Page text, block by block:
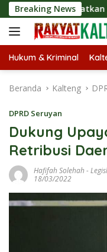
Langsung
ke
konten
Breaking News
Edukasi
Hukum & Kriminal
Beranda Kalteng
DPRD Seruyan
Dukung
Retribusi
Hafifah Solehah -
18/03/2022